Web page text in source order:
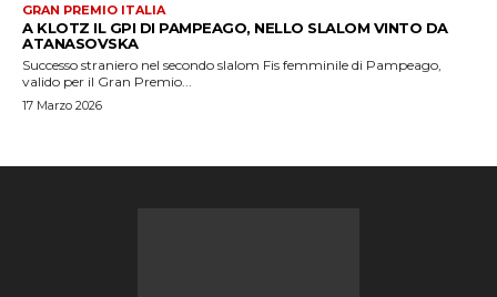
GRAN PREMIO ITALIA
A KLOTZ IL GPI DI PAMPEAGO, NELLO SLALOM VINTO DA
ATANASOVSKA
Successo straniero nel secondo slalom Fis femminile di Pampeago,
valido per il Gran Premio...
17 Marzo 2026